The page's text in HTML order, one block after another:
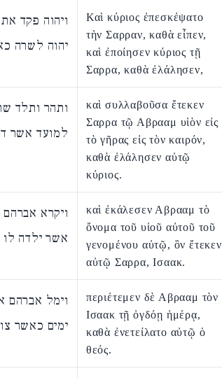
ויהוה פקד
יהוה לשרה
Καὶ κύριος ἐπεσκέψατο
τὴν Σαρραν, καθὰ εἶπεν,
καὶ ἐποίησεν κύριος τῇ
Σαρρα, καθὰ ἐλάλησεν,
ותהר ותלד
למועד אשר
καὶ συλλαβοῦσα ἔτεκεν
Σαρρα τῷ Αβρααμ υἱὸν εἰς
τὸ γῆρας εἰς τὸν καιρόν,
καθὰ ἐλάλησεν αὐτῷ
κύριος.
ויקרא
אשר ילדה
καὶ ἐκάλεσεν Αβρααμ τὸ
ὄνομα τοῦ υἱοῦ αὐτοῦ τοῦ
γενομένου αὐτῷ, ὃν ἔτεκεν
αὐτῷ Σαρρα, Ισαακ.
וימל אברהם
ימים כאשר
περιέτεμεν δὲ Αβρααμ τὸν
Ισαακ τῇ ὀγδόῃ ἡμέρᾳ,
καθὰ ἐνετείλατο αὐτῷ ὁ
θεός.